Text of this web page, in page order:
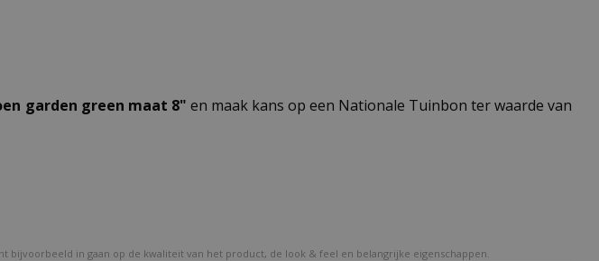
garden green maat 8" en maak kans op een Nationale Tuinbon ter waarde van
in gaan op de kwaliteit van het product, de look & feel en belangrijke eigenschappen.